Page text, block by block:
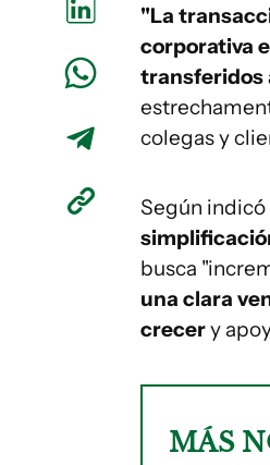
"La
corporativa
transferidos
colegas y
Según
busca
una clara
crecery
MÁS